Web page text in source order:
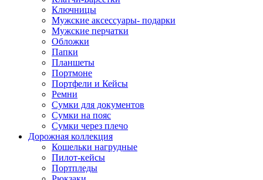
Ключницы
Мужские аксессуары- подарки
Мужские перчатки
Обложки
Папки
Планшеты
Портмоне
Портфели и Кейсы
Ремни
Сумки для документов
Сумки на пояс
Сумки через плечо
Дорожная коллекция
Кошельки нагрудные
Пилот-кейсы
Портпледы